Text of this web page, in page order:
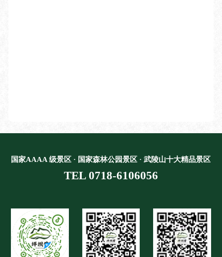
国家AAAA 级景区 · 国家森林公园景区 · 武陵山十大精品景区
TEL 0718-6106056